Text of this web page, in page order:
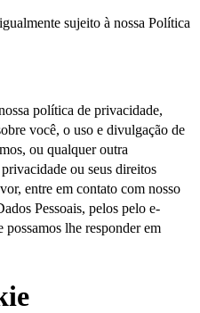
sujeito à nossa Política
política de privacidade,
você, o uso e divulgação de
ou qualquer outra
ou seus direitos
entre em contato com nosso
Pessoais, pelos pelo e-
possamos lhe responder em